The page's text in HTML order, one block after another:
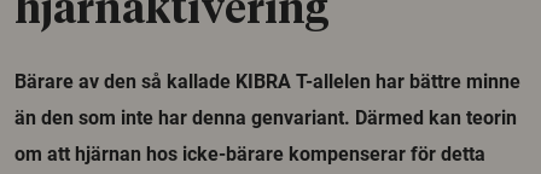
hjärnaktivering
Bärare av den så kallade KIBRA T-allelen har bättre minne
än den som inte har denna genvariant. Därmed kan teorin
om att hjärnan hos icke-bärare kompenserar för detta